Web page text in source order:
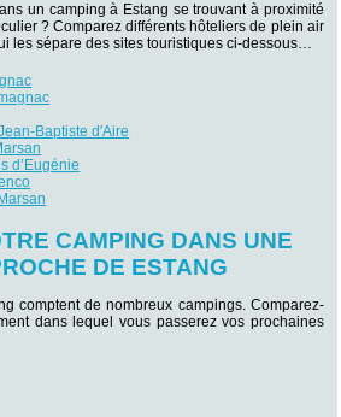
un camping à Estang se trouvant à proximité
? Comparez différents hôteliers de plein air
les sépare des sites touristiques ci-dessous…
Baptiste d'Aire
d’Eugénie
CAMPING DANS UNE
DE ESTANG
comptent de nombreux campings. Comparez-
dans lequel vous passerez vos prochaines